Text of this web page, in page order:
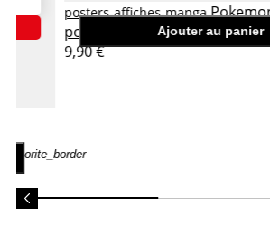
favorite_border
Ajouter au panier
posters-affiches-manga
porte Pikachu et Flambino
9,90 €